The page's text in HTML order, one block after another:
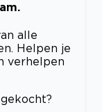
alle
Helpen je
verhelpen